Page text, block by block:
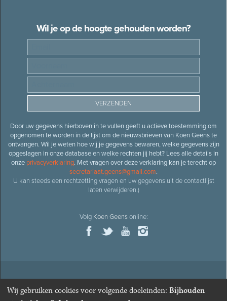
Wil je op de hoogte gehouden worden?
Door uw gegevens hierboven in te vullen geeft u actieve toestemming om
opgenomen te worden in de lijst om de nieuwsbrieven van Koen Geens te
ontvangen. Wil je weten hoe wij je gegevens bewaren, welke gegevens zijn
opgeslagen in onze database en welke rechten jij hebt? Lees alle details in
onze privacyverklaring. Met vragen over deze verklaring kan je terecht op
secretariaat.geens@gmail.com.
U kan steeds een rechtzetting vragen en uw gegevens uit de contactlijst
laten verwijderen.)
Volg Koen Geensonline:
© 2026Oud-minister en ere-volksvertegenwoordiger Koen
· Alle rechten voorbehouden · Cookies wijzigen
Wij gebruiken cookies voor volgende doeleinden: Bijhouden